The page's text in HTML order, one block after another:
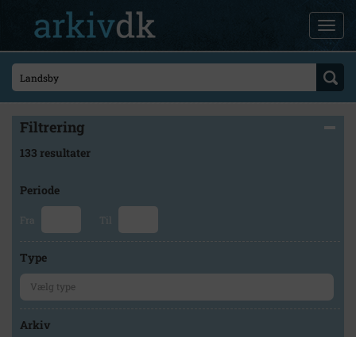
Filtrering
133 resultater
Periode
Fra Til
Type
Arkiv